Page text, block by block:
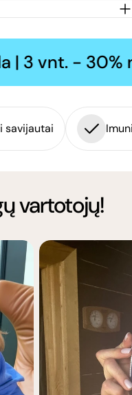
vnt. - 30%
savijautai
vartotojų!